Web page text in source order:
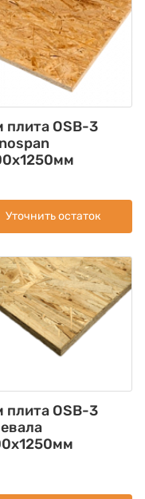
плита OSB-3
Уточнить остаток
плита OSB-3